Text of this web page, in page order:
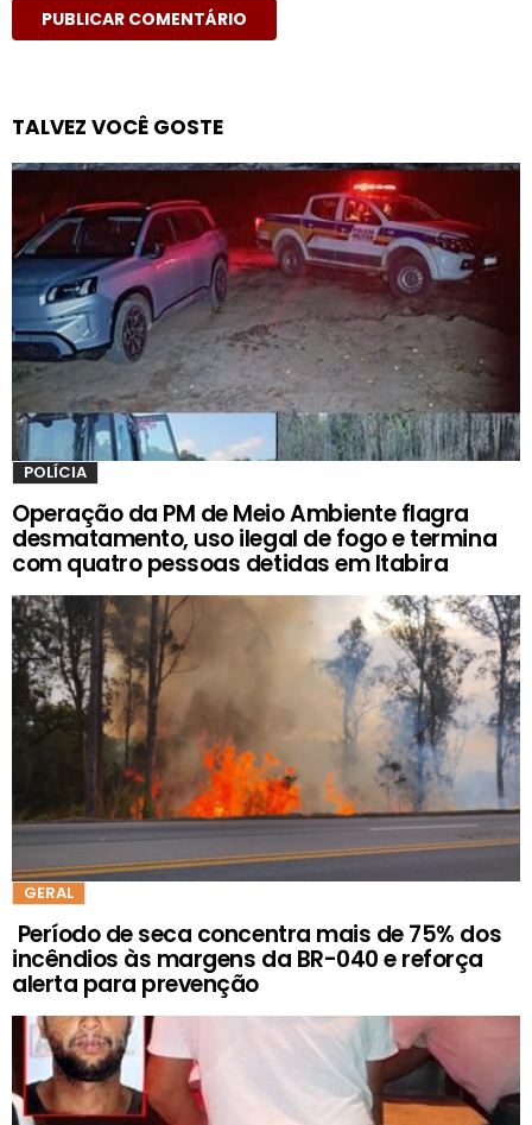
TALVEZ VOCÊ GOSTE
POLÍCIA
Operação da PM de Meio Ambiente flagra
desmatamento, uso ilegal de fogo e termina
com quatro pessoas detidas em Itabira
GERAL
Período de seca concentra mais de 75% dos
incêndios às margens da BR-040 e reforça
alerta para prevenção